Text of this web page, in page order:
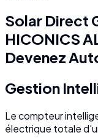
Solar Direct
HICONICS
Devenez
Gestion
Le compteur
électrique totale